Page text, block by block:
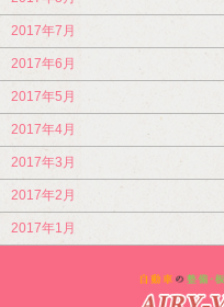
2017年7月
2017年6月
2017年5月
2017年4月
2017年3月
2017年2月
2017年1月